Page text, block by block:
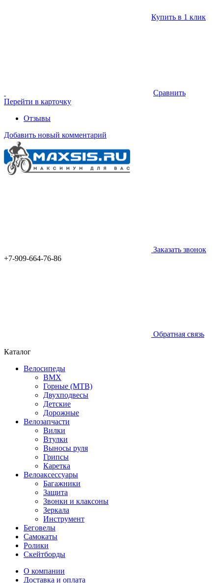
Купить в 1 клик
Сравнить
Перейти в карточку
Отзывы
Добавить новый комментарий
Заказать звонок
+7-909-664-76-86
Обратная связь
Каталог
Велосипеды
BMX
Горные (MTB)
Двухподвесы
Детские
Дорожные
Велозапчасти
Вилки
Втулки
Выносы руля
Грипсы
Каретка
Велоаксессуары
Багажники
Защита
Звонки и клаксоны
Зеркала
Инструмент
Беговелы
Самокаты
Ролики
Скейтборды
О компании
Доставка и оплата